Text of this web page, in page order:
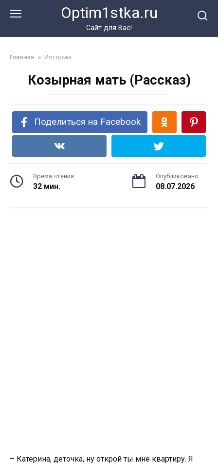
Optim1stka.ru
Сайт для Вас!
Главная » Истории
Козырная мать (Рассказ)
Поделиться на Facebook
Время чтения
32 мин.
Опубликовано
08.07.2026
– Катерина, деточка, ну открой ты мне квартиру. Я